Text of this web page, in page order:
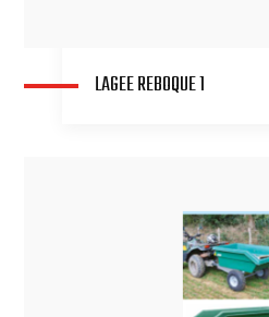
LAGEE REBOQUE 1